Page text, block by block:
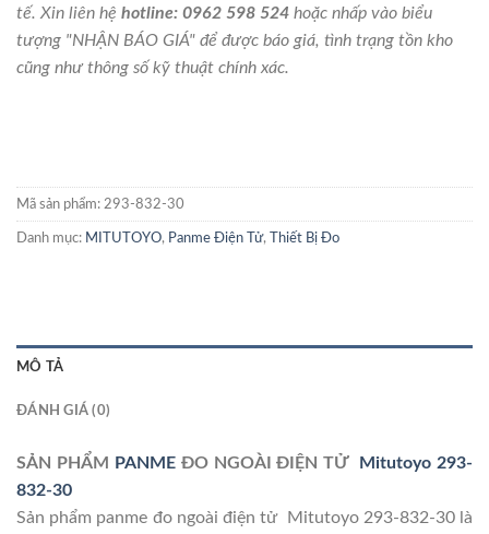
tế. Xin liên hệ hotline: 0962 598 524 hoặc nhấp vào biểu
tượng "NHẬN BÁO GIÁ" để được báo giá, tình trạng tồn kho
cũng như thông số kỹ thuật chính xác.
Mã sản phẩm: 293-832-30
Danh mục: MITUTOYO, Panme Điện Tử, Thiết Bị Đo
MÔ TẢ
ĐÁNH GIÁ (0)
SẢN PHẨM PANME ĐO NGOÀI ĐIỆN TỬMitutoyo 293-
832-30
Sản phẩm panme đo ngoài điện tử Mitutoyo 293-832-30 là